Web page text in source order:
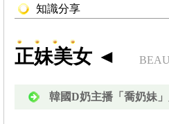
知識分享
正妹美女 ◄
韓國D奶主播「喬奶妹